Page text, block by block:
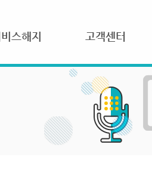
스해지 고객센터